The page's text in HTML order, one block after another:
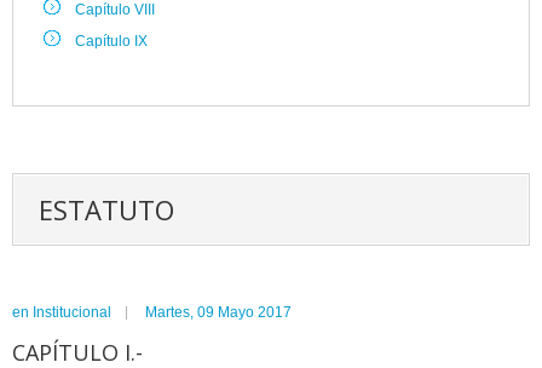
Capítulo VIII
Capítulo IX
ESTATUTO
en Institucional Martes, 09 Mayo 2017
CAPÍTULO I.-